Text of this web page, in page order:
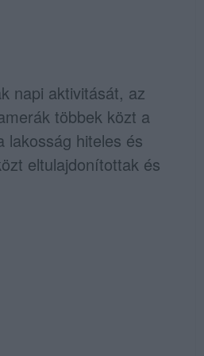
napi aktivitását, az
többek közt a
lakosság hiteles és
eltulajdonítottak és